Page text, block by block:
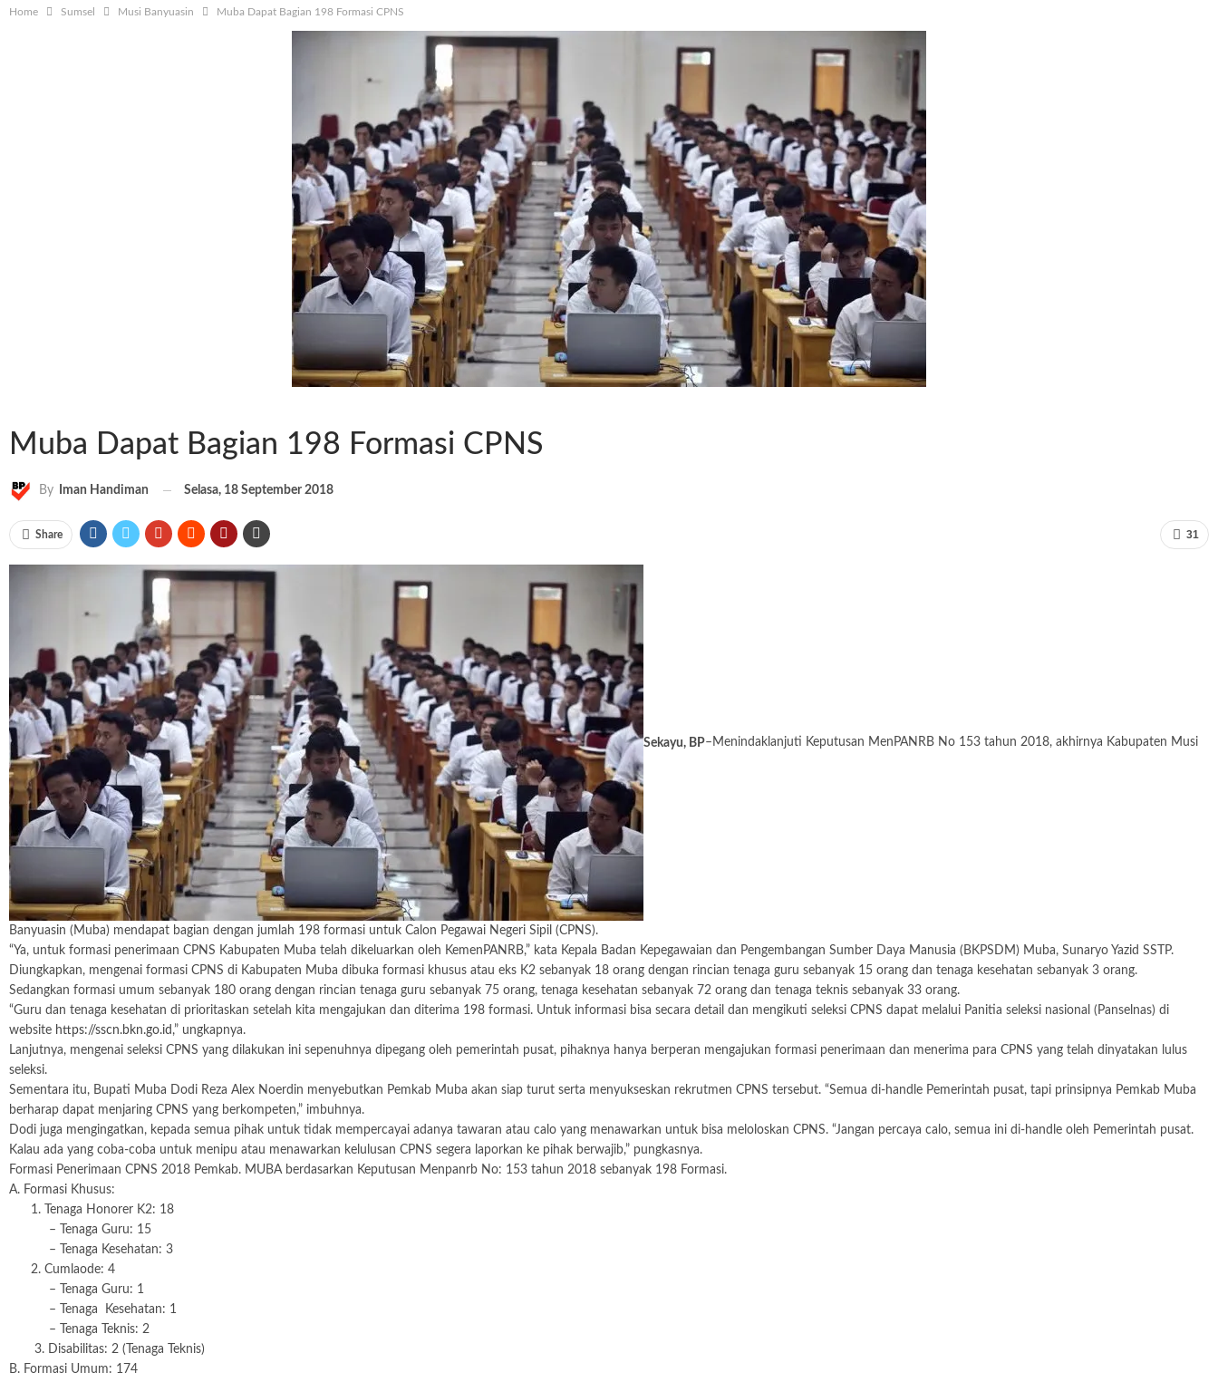
Home Sumsel Musi Banyuasin Muba Dapat Bagian 198 Formasi CPNS
Muba Dapat Bagian 198 Formasi CPNS
By Iman Handiman Selasa, 18 September 2018
31
Share
Sekayu, BP–Menindaklanjuti Keputusan MenPANRB No 153 tahun 2018, akhirnya Kabupaten Musi
Banyuasin (Muba) mendapat bagian dengan jumlah 198 formasi untuk Calon Pegawai Negeri Sipil (CPNS).
“Ya, untuk formasi penerimaan CPNS Kabupaten Muba telah dikeluarkan oleh KemenPANRB,” kata Kepala Badan Kepegawaian dan Pengembangan Sumber Daya Manusia (BKPSDM) Muba, Sunaryo Yazid SSTP.
Diungkapkan, mengenai formasi CPNS di Kabupaten Muba dibuka formasi khusus atau eks K2 sebanyak 18 orang dengan rincian tenaga guru sebanyak 15 orang dan tenaga kesehatan sebanyak 3 orang.
Sedangkan formasi umum sebanyak 180 orang dengan rincian tenaga guru sebanyak 75 orang, tenaga kesehatan sebanyak 72 orang dan tenaga teknis sebanyak 33 orang.
“Guru dan tenaga kesehatan di prioritaskan setelah kita mengajukan dan diterima 198 formasi. Untuk informasi bisa secara detail dan mengikuti seleksi CPNS dapat melalui Panitia seleksi nasional (Panselnas) di
website https://sscn.bkn.go.id ,” ungkapnya.
Lanjutnya, mengenai seleksi CPNS yang dilakukan ini sepenuhnya dipegang oleh pemerintah pusat, pihaknya hanya berperan mengajukan formasi penerimaan dan menerima para CPNS yang telah dinyatakan lulus
seleksi.
Sementara itu, Bupati Muba Dodi Reza Alex Noerdin menyebutkan Pemkab Muba akan siap turut serta menyukseskan rekrutmen CPNS tersebut. “Semua di-handle Pemerintah pusat, tapi prinsipnya Pemkab Muba
berharap dapat menjaring CPNS yang berkompeten,” imbuhnya.
Dodi juga mengingatkan, kepada semua pihak untuk tidak mempercayai adanya tawaran atau calo yang menawarkan untuk bisa meloloskan CPNS. “Jangan percaya calo, semua ini di-handle oleh Pemerintah pusat.
Kalau ada yang coba-coba untuk menipu atau menawarkan kelulusan CPNS segera laporkan ke pihak berwajib,” pungkasnya.
Formasi Penerimaan CPNS 2018 Pemkab. MUBA berdasarkan Keputusan Menpanrb No: 153 tahun 2018 sebanyak 198 Formasi.
A. Formasi Khusus:
1. Tenaga Honorer K2: 18
– Tenaga Guru: 15
– Tenaga Kesehatan: 3
2. Cumlaode: 4
– Tenaga Guru: 1
– Tenaga Kesehatan: 1
– Tenaga Teknis: 2
3. Disabilitas: 2 (Tenaga Teknis)
B. Formasi Umum: 174